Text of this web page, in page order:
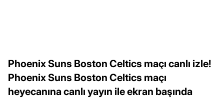
Phoenix Suns Boston Celtics maçı canlı izle!
Phoenix Suns Boston Celtics maçı
heyecanına canlı yayın ile ekran başında